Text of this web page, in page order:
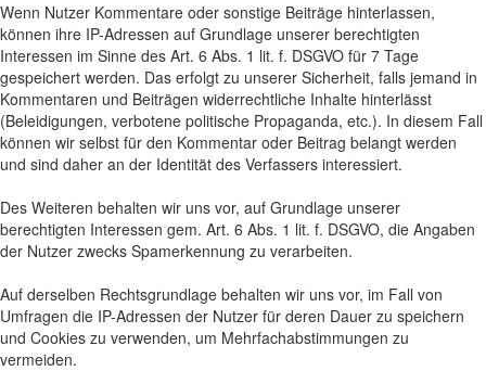
Wenn Nutzer Kommentare oder sonstige Beiträge hinterlassen,
können ihre IP-Adressen auf Grundlage unserer berechtigten
Interessen im Sinne des Art. 6 Abs. 1 lit. f. DSGVO für 7 Tage
gespeichert werden. Das erfolgt zu unserer Sicherheit, falls jemand in
Kommentaren und Beiträgen widerrechtliche Inhalte hinterlässt
(Beleidigungen, verbotene politische Propaganda, etc.). In diesem Fall
können wir selbst für den Kommentar oder Beitrag belangt werden
und sind daher an der Identität des Verfassers interessiert.
Des Weiteren behalten wir uns vor, auf Grundlage unserer
berechtigten Interessen gem. Art. 6 Abs. 1 lit. f. DSGVO, die Angaben
der Nutzer zwecks Spamerkennung zu verarbeiten.
Auf derselben Rechtsgrundlage behalten wir uns vor, im Fall von
Umfragen die IP-Adressen der Nutzer für deren Dauer zu speichern
und Cookies zu verwenden, um Mehrfachabstimmungen zu
vermeiden.